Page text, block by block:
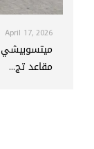
April 17, 2026
مقاعد تج...